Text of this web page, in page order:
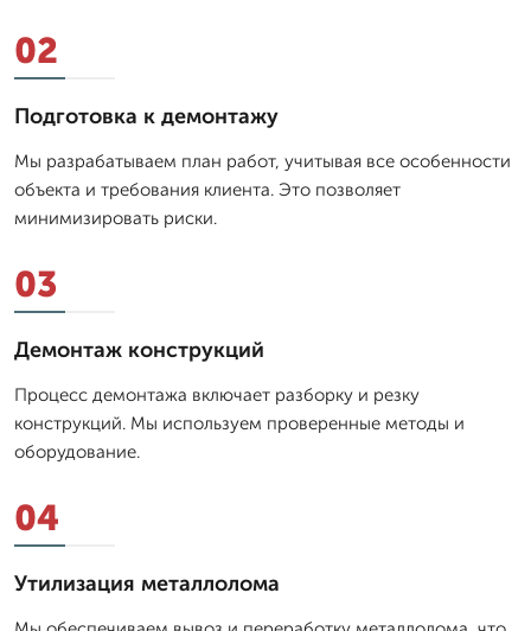
02
Подготовка к демонтажу
Мы разрабатываем план работ, учитывая все особенности
объекта и требования клиента. Это позволяет
минимизировать риски.
03
Демонтаж конструкций
Процесс демонтажа включает разборку и резку
конструкций. Мы используем проверенные методы и
оборудование.
04
Утилизация металлолома